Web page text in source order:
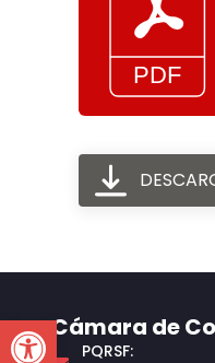
Open toolbar
Cámara de
PQRSF: